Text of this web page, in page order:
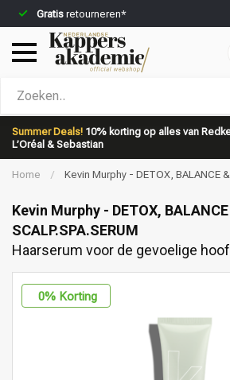
Gratis retourneren*
Summer Deals! 10% korting op alles van
L’Oréal & Sebastian
Welke categorie ben jij naar op
Merken
Home /
Kevin Murphy - DETOX, BALANCE
Kevin Murphy - DETOX,
SCALP.SPA.SERUM
Haarserum voor de gevoelige
0% Korting